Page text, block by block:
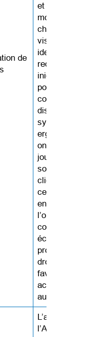
de
et selon
modalités.
changements
visent à
identifier et à
redresser des
iniquités
possibles, y
compris la
discrimination
systémique.
ont un rôle à
jouer dans le
soutien de
clients durant
ce processus
en veillant à
l’obtention
consentement
éclairé, en
protégeant
droits et en
favorisant un
accès
aux soins.
l’AMM pour